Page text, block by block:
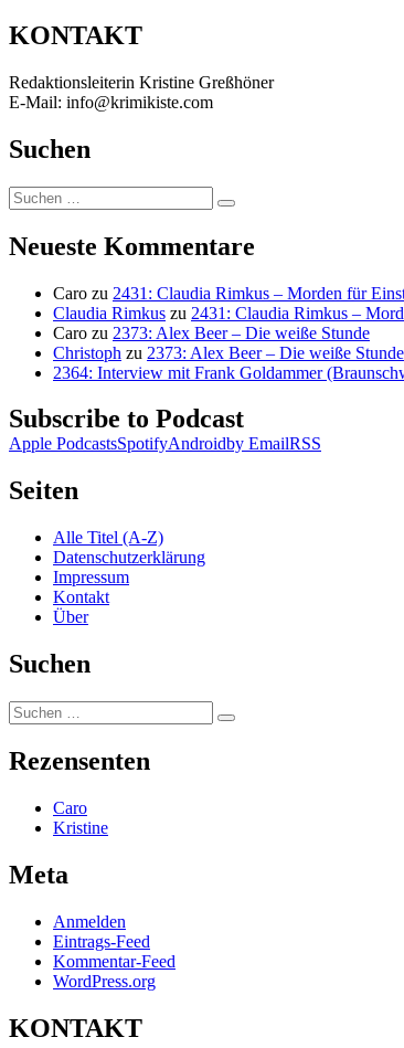
nach:
KONTAKT
Redaktionsleiterin Kristine Greßhöner
E-Mail: info@krimikiste.com
Suchen
Suchen
nach:
Suchen
Neueste Kommentare
Caro zu 2431: Claudia Rimkus – Morden für
Claudia Rimkus zu 2431: Claudia Rimkus –
Caro zu 2373: Alex Beer – Die weiße Stunde
Christoph zu 2373: Alex Beer – Die weiße Stunde
2364: Interview mit Frank Goldammer
Subscribe to Podcast
Apple PodcastsSpotifyAndroidby EmailRSS
Seiten
Alle Titel (A-Z)
Datenschutzerklärung
Impressum
Kontakt
Über
Suchen
Suchen
nach:
Suchen
Rezensenten
Caro
Kristine
Meta
Anmelden
Eintrags-Feed
Kommentar-Feed
WordPress.org
KONTAKT